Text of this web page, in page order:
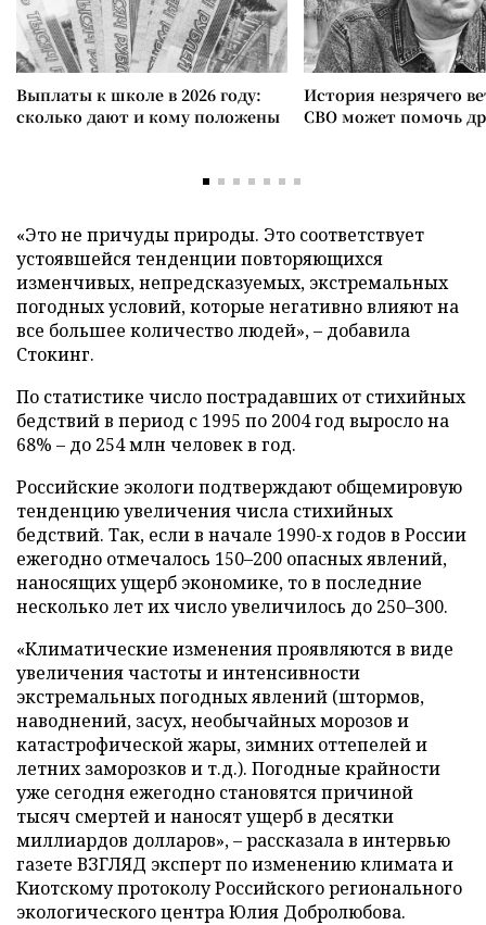
Выплаты к школе в 2026 году:
сколько дают и кому положены
История незрячего
СВО может помочь
«Это не причуды природы. Это соответствует
устоявшейся тенденции повторяющихся
изменчивых, непредсказуемых, экстремальных
погодных условий, которые негативно влияют на
все большее количество людей», – добавила
Стокинг.
По статистике число пострадавших от стихийных
бедствий в период с 1995 по 2004 год выросло на
68% – до 254 млн человек в год.
Российские экологи подтверждают общемировую
тенденцию увеличения числа стихийных
бедствий. Так, если в начале 1990-х годов в России
ежегодно отмечалось 150–200 опасных явлений,
наносящих ущерб экономике, то в последние
несколько лет их число увеличилось до 250–300.
«Климатические изменения проявляются в виде
увеличения частоты и интенсивности
экстремальных погодных явлений (штормов,
наводнений, засух, необычайных морозов и
катастрофической жары, зимних оттепелей и
летних заморозков и т.д.). Погодные крайности
уже сегодня ежегодно становятся причиной
тысяч смертей и наносят ущерб в десятки
миллиардов долларов», – рассказала в интервью
газете ВЗГЛЯД эксперт по изменению климата и
Киотскому протоколу Российского регионального
экологического центра Юлия Добролюбова.